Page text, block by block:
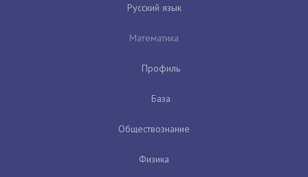
Русский язык
Математика
Профиль
База
Обществознание
Физика